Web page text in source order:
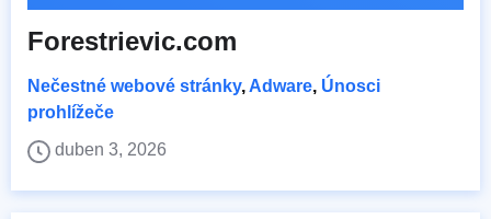
Forestrievic.com
Nečestné webové stránky, Adware, Únosci
prohlížeče
duben 3, 2026